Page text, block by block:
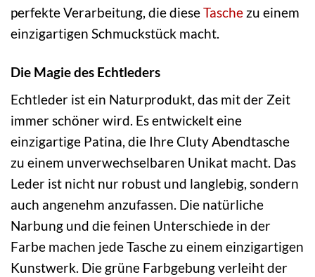
perfekte Verarbeitung, die dieseTasche zu einem
einzigartigen Schmuckstück macht.
Die Magie des Echtleders
Echtleder ist ein Naturprodukt, das mit der Zeit
immer schöner wird. Es entwickelt eine
einzigartige Patina, die Ihre Cluty Abendtasche
zu einem unverwechselbaren Unikat macht. Das
Leder ist nicht nur robust und langlebig, sondern
auch angenehm anzufassen. Die natürliche
Narbung und die feinen Unterschiede in der
Farbe machen jede Tasche zu einem einzigartigen
Kunstwerk. Die grüne Farbgebung verleiht der